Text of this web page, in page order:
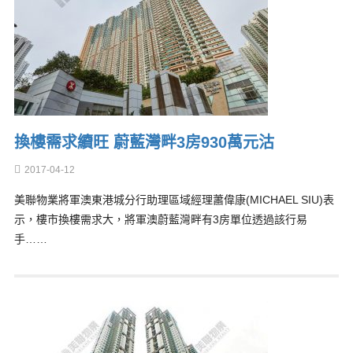
換樓需求續旺 蔚藍灣畔3房930萬元沽
2017-04-12
美聯物業將軍澳東港城分行助理區域經理蕭偉康(MICHAEL SIU)表
示，樓市換樓需求大，將軍澳蔚藍灣畔有3房單位透過該行易
手……